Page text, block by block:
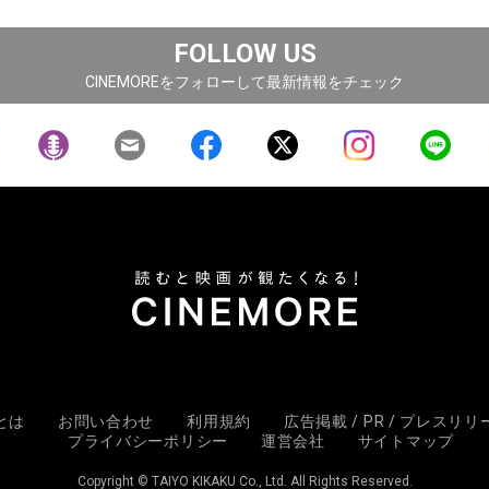
FOLLOW US
CINEMOREをフォローして最新情報をチェック
は お問い合わせ 利用規約
広告掲載 / PR / プレスリリ
プライバシーポリシー
運営会社 サイトマップ
Copyright © TAIYO KIKAKU Co., Ltd. All Rights Reserved.